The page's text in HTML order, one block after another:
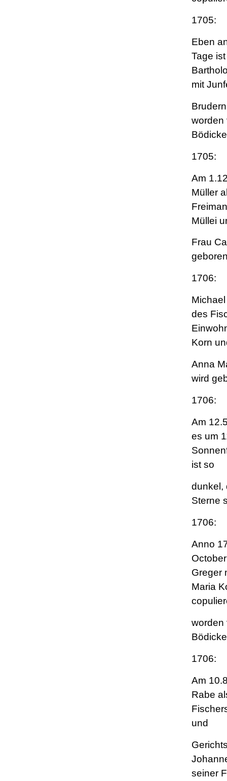
1705:
Eben
Tage
mit
worden
1705:
Am
Müller
Müllei
Frau
1706:
des
Korn
Anna
wird
1706:
Am
es um
ist so
dunkel,
Sterne
1706:
Anno
Greger
Maria
worden
1706:
Am
Rabe
und
seiner